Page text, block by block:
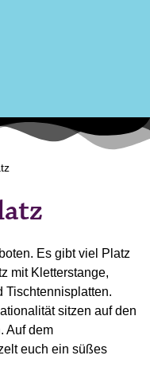
Es gibt viel Platz
mit Kletterstange,
Tischtennisplatten.
sitzen auf den
Auf dem
euch ein süßes